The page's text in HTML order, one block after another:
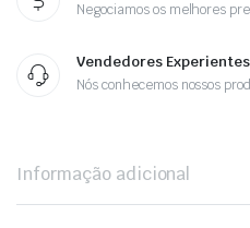
Negociamos os melhores
Vendedores Experientes
Nós conhecemos nossos
Informação adicional